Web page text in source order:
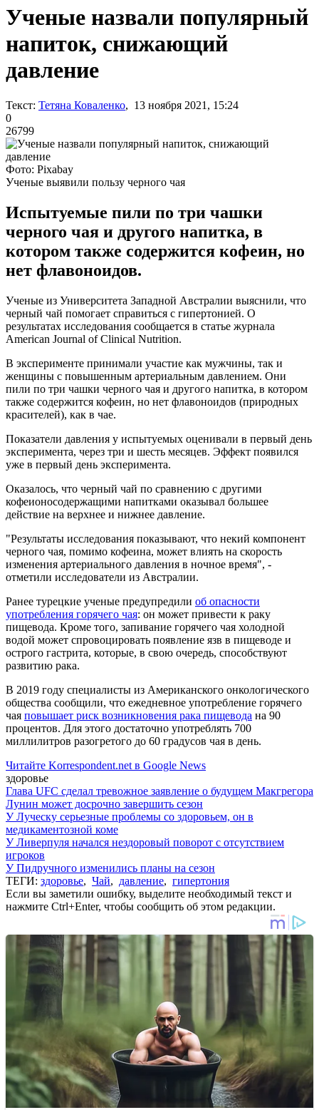
Ученые назвали популярный
напиток, снижающий
давление
Текст: Тетяна Коваленко, 13 ноября 2021, 15:24
0
26799
Фото: Pixabay
Ученые выявили пользу черного чая
Испытуемые пили по три чашки
черного чая и другого напитка, в
котором также содержится кофеин, но
нет флавоноидов.
Ученые из Университета Западной Австралии выяснили, что
черный чай помогает справиться с гипертонией. О
результатах исследования сообщается в статье журнала
American Journal of Clinical Nutrition.
В эксперименте принимали участие как мужчины, так и
женщины с повышенным артериальным давлением. Они
пили по три чашки черного чая и другого напитка, в котором
также содержится кофеин, но нет флавоноидов (природных
красителей), как в чае.
Показатели давления у испытуемых оценивали в первый день
эксперимента, через три и шесть месяцев. Эффект появился
уже в первый день эксперимента.
Оказалось, что черный чай по сравнению с другими
кофеионосодержащими напитками оказывал большее
действие на верхнее и нижнее давление.
"Результаты исследования показывают, что некий компонент
черного чая, помимо кофеина, может влиять на скорость
изменения артериального давления в ночное время", -
отметили исследователи из Австралии.
Ранее турецкие ученые предупредили об опасности
употребления горячего чая: он может привести к раку
пищевода. Кроме того, запивание горячего чая холодной
водой может спровоцировать появление язв в пищеводе и
острого гастрита, которые, в свою очередь, способствуют
развитию рака.
В 2019 году специалисты из Американского онкологического
общества сообщили, что ежедневное употребление горячего
чая повышает риск возникновения рака пищевода на 90
процентов. Для этого достаточно употреблять 700
миллилитров разогретого до 60 градусов чая в день.
Читайте Korrespondent.net в Google News
здоровье
Глава UFC сделал тревожное заявление о будущем Макгрегора
Лунин может досрочно завершить сезон
У Луческу серьезные проблемы со здоровьем, он в
медикаментозной коме
У Ливерпуля начался нездоровый поворот с отсутствием
игроков
У Пидручного изменились планы на сезон
ТЕГИ: здоровье, Чай, давление, гипертония
Если вы заметили ошибку, выделите необходимый текст и
нажмите Ctrl+Enter, чтобы сообщить об этом редакции.